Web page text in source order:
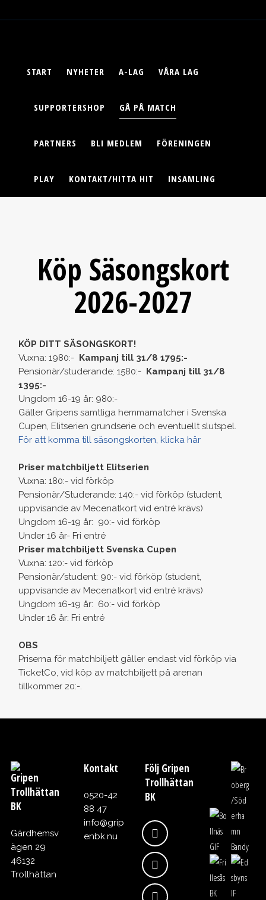
START NYHETER A-LAG VÅRA LAG
SUPPORTERSHOP GÅ PÅ MATCH
PARTNERS BLI MEDLEM FÖRENINGEN
PLAY KONTAKT/HITTA HIT INSAMLING
Köp Säsongskort
2026-2027
KÖP DITT SÄSONGSKORT!
Vuxna: 1980:- Kampanj till 31/8 1795:-
Pensionär/studerande: 1580:- Kampanj till 31/8
1395:-
Ungdom 16-19 år: 980:-
Gäller Gripens samtliga hemmamatcher i Svenska
Cupen, Elitserien grundserie och eventuellt slutspel.
För att komma till säsongskorten, klicka här
Priser matchbiljett Elitserien
Vuxna: 180:- vid förköp
Pensionär/Studerande: 140:- vid förköp (student,
uppvisande av Mecenatkort vid entré krävs)
Ungdom 16-19 år: 90:- vid förköp
Under 16 år- Fri entré
Priser matchbiljett Svenska Cupen
Vuxna: 120:- vid förköp
Pensionär/student: 90:- vid förköp (student,
uppvisande av Mecenatkort vid entré krävs)
Ungdom 16-19 år: 60:- vid förköp
Under 16 år: Fri entré
OBS
Priserna för matchbiljett gäller endast vid förköp via
TicketCo, vid köp av matchbiljett på arenan
tillkommer 20:-.
Gripen
Trollhättan
BK
Gärdhemsv
ägen 29
46132
Trollhättan
Kontakt
0520-42
88 47
info@grip
enbk.nu
Följ Gripen
Trollhättan
BK